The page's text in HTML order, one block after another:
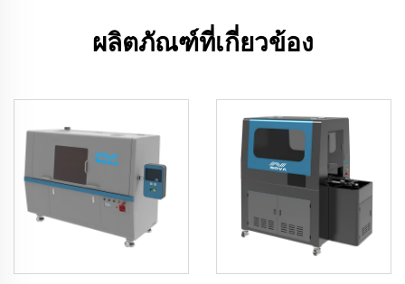
ผลิตภัณฑ์ที่เกี่ยวข้อง